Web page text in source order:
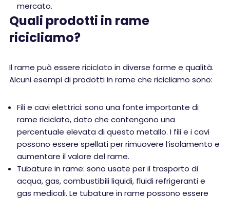
mercato.
Quali prodotti in rame
ricicliamo?
Il rame può essere riciclato in diverse forme e qualità.
Alcuni esempi di prodotti in rame che ricicliamo sono:
Fili e cavi elettrici: sono una fonte importante di
rame riciclato, dato che contengono una
percentuale elevata di questo metallo. I fili e i cavi
possono essere spellati per rimuovere l’isolamento e
aumentare il valore del rame.
Tubature in rame: sono usate per il trasporto di
acqua, gas, combustibili liquidi, fluidi refrigeranti e
gas medicali. Le tubature in rame possono essere